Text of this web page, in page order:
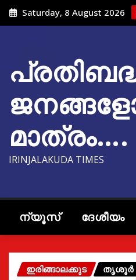
Skip
to
Saturday, 8 August 2026
മാത്രം….
IRINJALAKUDA TIMES
ന്യൂസ് ദേശീയം
ഇരിങ്ങാലക്കുട തൃശൂർ